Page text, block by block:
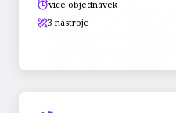
více objednávek
3 nástroje